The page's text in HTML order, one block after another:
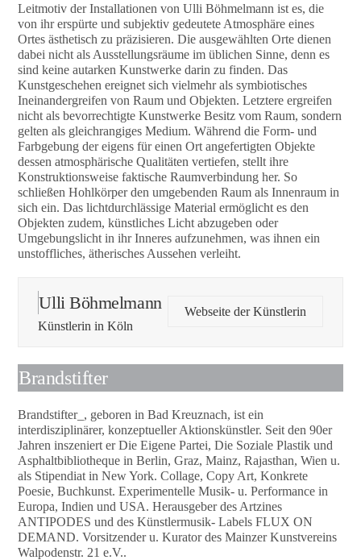
Leitmotiv der Installationen von Ulli Böhmelmann ist es, die
von ihr erspürte und subjektiv gedeutete Atmosphäre eines
Ortes ästhetisch zu präzisieren. Die ausgewählten Orte dienen
dabei nicht als Ausstellungsräume im üblichen Sinne, denn es
sind keine autarken Kunstwerke darin zu finden. Das
Kunstgeschehen ereignet sich vielmehr als symbiotisches
Ineinandergreifen von Raum und Objekten. Letztere ergreifen
nicht als bevorrechtigte Kunstwerke Besitz vom Raum, sondern
gelten als gleichrangiges Medium. Während die Form- und
Farbgebung der eigens für einen Ort angefertigten Objekte
dessen atmosphärische Qualitäten vertiefen, stellt ihre
Konstruktionsweise faktische Raumverbindung her. So
schließen Hohlkörper den umgebenden Raum als Innenraum in
sich ein. Das lichtdurchlässige Material ermöglicht es den
Objekten zudem, künstliches Licht abzugeben oder
Umgebungslicht in ihr Inneres aufzunehmen, was ihnen ein
unstoffliches, ätherisches Aussehen verleiht.
Ulli Böhmelmann
Künstlerin in Köln
Webseite der Künstlerin
Brandstifter
Brandstifter_, geboren in Bad Kreuznach, ist ein
interdisziplinärer, konzeptueller Aktionskünstler. Seit den 90er
Jahren inszeniert er Die Eigene Partei, Die Soziale Plastik und
Asphaltbibliotheque in Berlin, Graz, Mainz, Rajasthan, Wien u.
als Stipendiat in New York. Collage, Copy Art, Konkrete
Poesie, Buchkunst. Experimentelle Musik- u. Performance in
Europa, Indien und USA. Herausgeber des Artzines
ANTIPODES und des Künstlermusik- Labels FLUX ON
DEMAND. Vorsitzender u. Kurator des Mainzer Kunstvereins
Walpodenstr. 21 e.V..